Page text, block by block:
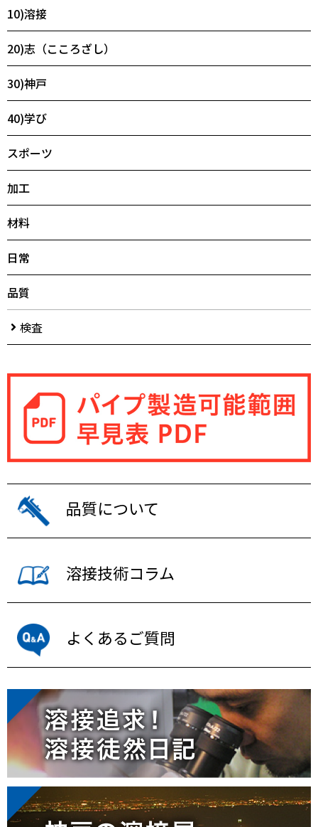
10)溶接
20)志（こころざし）
30)神戸
40)学び
スポーツ
加工
材料
日常
品質
検査
品質について
溶接技術コラム
よくあるご質問